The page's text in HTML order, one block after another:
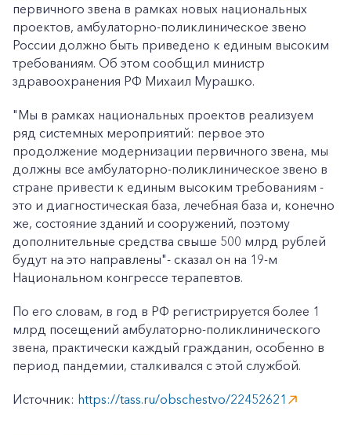
первичного звена в рамках новых национальных
проектов, амбулаторно-поликлиническое звено
России должно быть приведено к единым высоким
требованиям. Об этом сообщил министр
здравоохранения РФ Михаил Мурашко.
"Мы в рамках национальных проектов реализуем
ряд системных мероприятий: первое это
продолжение модернизации первичного звена, мы
должны все амбулаторно-поликлиническое звено в
стране привести к единым высоким требованиям -
это и диагностическая база, лечебная база и, конечно
же, состояние зданий и сооружений, поэтому
дополнительные средства свыше 500 млрд рублей
будут на это направлены"- сказал он на 19-м
Национальном конгрессе терапевтов.
По его словам, в год в РФ регистрируется более 1
млрд посещений амбулаторно-поликлинического
звена, практически каждый гражданин, особенно в
период пандемии, сталкивался с этой службой.
Источник: https://tass.ru/obschestvo/22452621